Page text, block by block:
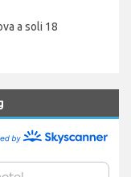
a soli 18